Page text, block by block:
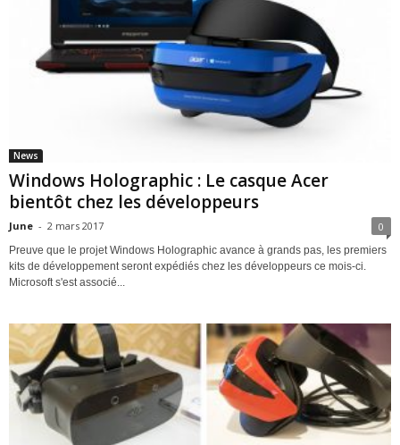
News
Windows Holographic : Le casque Acer
bientôt chez les développeurs
June - 2 mars 2017 0
Preuve que le projet Windows Holographic avance à grands pas, les premiers
kits de développement seront expédiés chez les développeurs ce mois-ci.
Microsoft s'est associé...